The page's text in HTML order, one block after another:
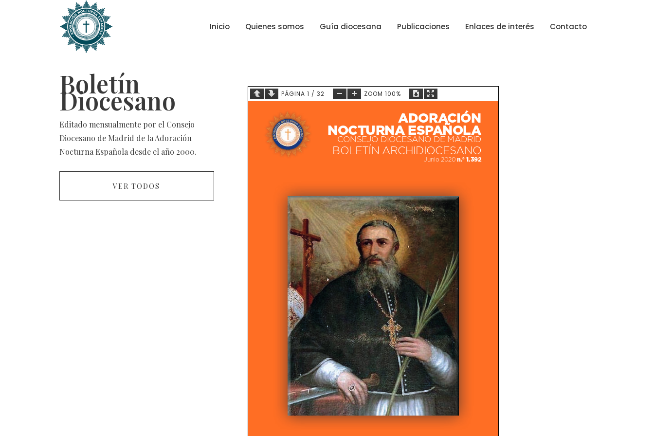
Inicio Quienes somos Guía diocesana Publicaciones Enlaces de interés Contacto
Boletín
Diocesano
Editado mensualmente por el Consejo
Diocesano de Madrid de la Adoración
Nocturna Española desde el año 2000.
VER TODOS
PÁGINA 1 / 32 ZOOM 100%
ADORACIÓN
NOCTURNA ESPAÑOLA
BOLETÍN ARCHIDIOCESANO
CONSEJO DIOCESANO DE MADRID
Junio 2020 n.º 1.392